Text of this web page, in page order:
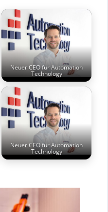
Neuer CEO für Automation
Technology
Neuer CEO für Automation
Technology